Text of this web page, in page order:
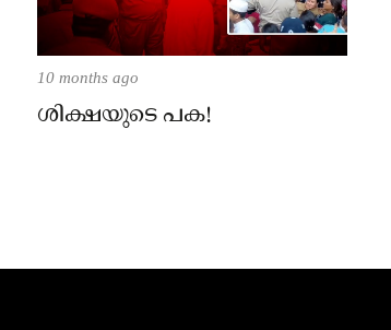
10 months ago
ശിക്ഷയുടെ പക!